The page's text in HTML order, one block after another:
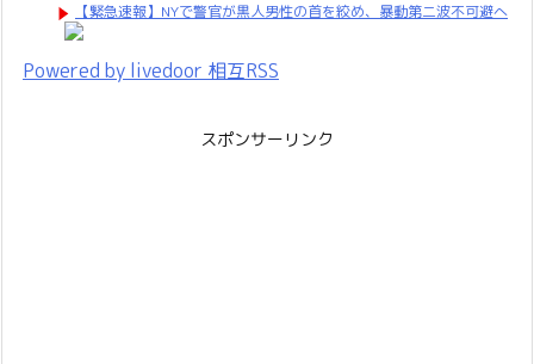
【緊急速報】NYで警官が黒人男性の首を絞め、暴動第二波不可避へ
Powered by livedoor 相互RSS
スポンサーリンク